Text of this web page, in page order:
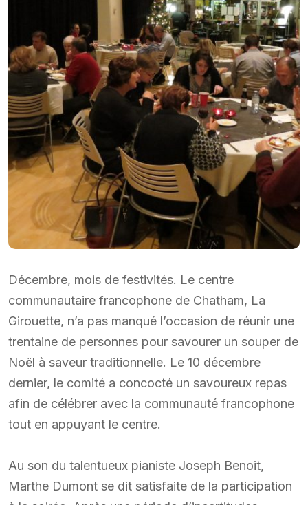
Décembre, mois de festivités. Le centre
communautaire francophone de Chatham, La
Girouette, n’a pas manqué l’occasion de réunir une
trentaine de personnes pour savourer un souper de
Noël à saveur traditionnelle. Le 10 décembre
dernier, le comité a concocté un savoureux repas
afin de célébrer avec la communauté francophone
tout en appuyant le centre.
Au son du talentueux pianiste Joseph Benoit,
Marthe Dumont se dit satisfaite de la participation